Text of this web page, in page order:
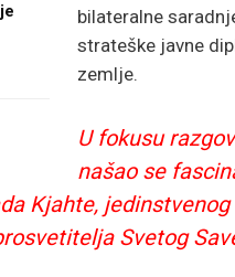
bilateralne
strateške javne
zemlje.
U fokusu
našao se
Kjahte,
Svetog